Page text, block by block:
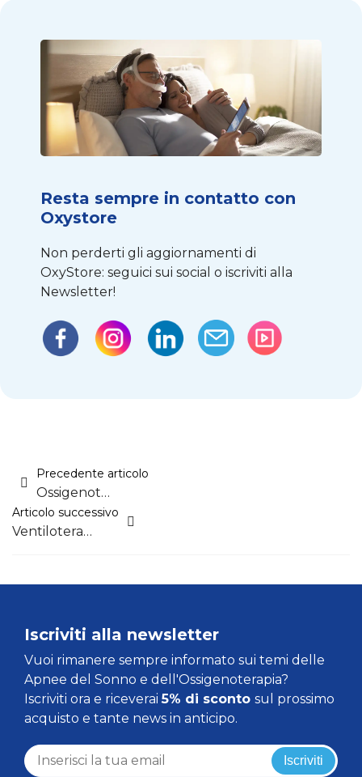
Resta sempre in contatto con
Oxystore
Non perderti gli aggiornamenti di
OxyStore: seguici sui social o iscriviti alla
Newsletter!
Precedente articolo
Ossigenoterapia: patologie e somministrazione (Parte 2)
Articolo successivo
Ventiloterapia polmonare (Parte 4)
Iscriviti alla newsletter
Vuoi rimanere sempre informato sui temi delle
Apnee del Sonno e dell'Ossigenoterapia?
Iscriviti ora e riceverai5% di sconto sul prossimo
acquisto e tante news in anticipo.
Iscriviti